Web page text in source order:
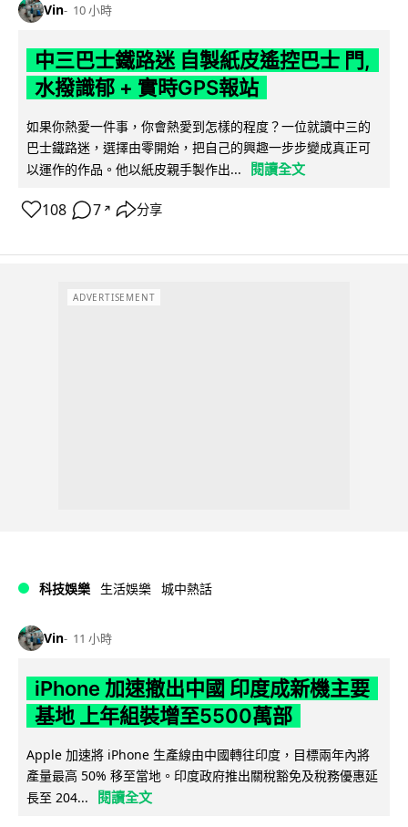
Vin 10 小時
中三巴士鐵路迷 自製紙皮遙控巴士 門,
水撥識郁 + 實時GPS報站
如果你熱愛一件事，你會熱愛到怎樣的程度？一位就讀中三的
巴士鐵路迷，選擇由零開始，把自己的興趣一步步變成真正可
以運作的作品。他以紙皮親手製作出...
閱讀全文
108 7 ↗ 分享
ADVERTISEMENT
科技娛樂 生活娛樂 城中熱話
Vin 11 小時
iPhone 加速撤出中國 印度成新機主要
基地 上年組裝增至5500萬部
Apple 加速將 iPhone 生產線由中國轉往印度，目標兩年內將
產量最高 50% 移至當地。印度政府推出關稅豁免及稅務優惠延
長至 204...
閱讀全文